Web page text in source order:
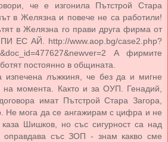
че е изгонила Пътстрой Стара
в Желязна и повече не са работили!
в Желязна го прави друга фирма от
ЕС АЙ. http://www.aop.bg/case2.php?
А фирмите
постоянно в общината.
изпечена лъжкиня, че без да и мигне
на момента. Както и за ОУП. Генадий,
имат Пътстрой Стара Загора,
Не мога да се ангажирам с цифра и не
каза Шишков, но със сигурност са над
със ЗОП - знам какво сме